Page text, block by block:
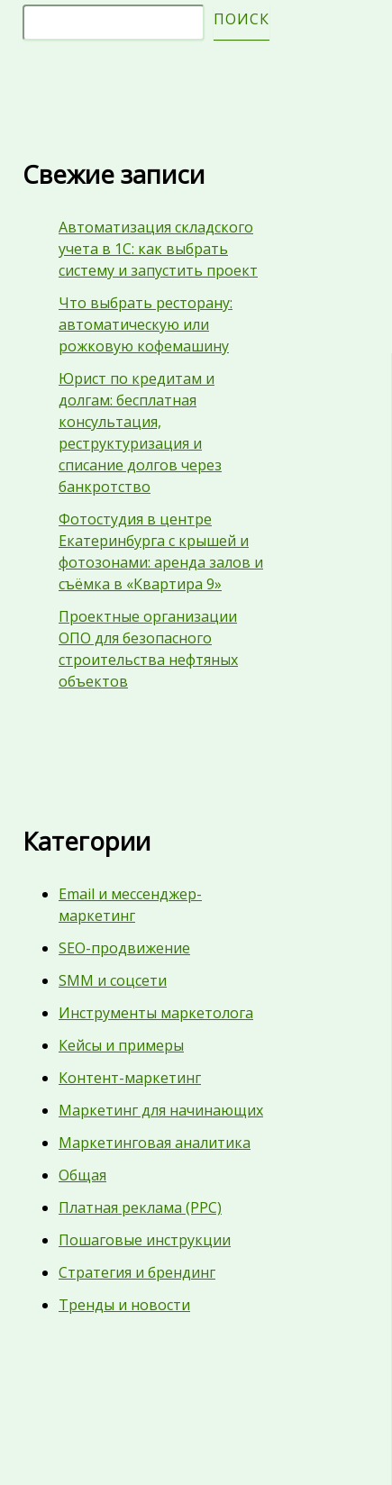
ПОИСК
Свежие записи
Автоматизация складского
учета в 1С: как выбрать
систему и запустить проект
Что выбрать ресторану:
автоматическую или
рожковую кофемашину
Юрист по кредитам и
долгам: бесплатная
консультация,
реструктуризация и
списание долгов через
банкротство
Фотостудия в центре
Екатеринбурга с крышей и
фотозонами: аренда залов и
съёмка в «Квартира 9»
Проектные организации
ОПО для безопасного
строительства нефтяных
объектов
Категории
Email и мессенджер-
маркетинг
SEO-продвижение
SMM и соцсети
Инструменты маркетолога
Кейсы и примеры
Контент-маркетинг
Маркетинг для начинающих
Маркетинговая аналитика
Общая
Платная реклама (PPC)
Пошаговые инструкции
Стратегия и брендинг
Тренды и новости